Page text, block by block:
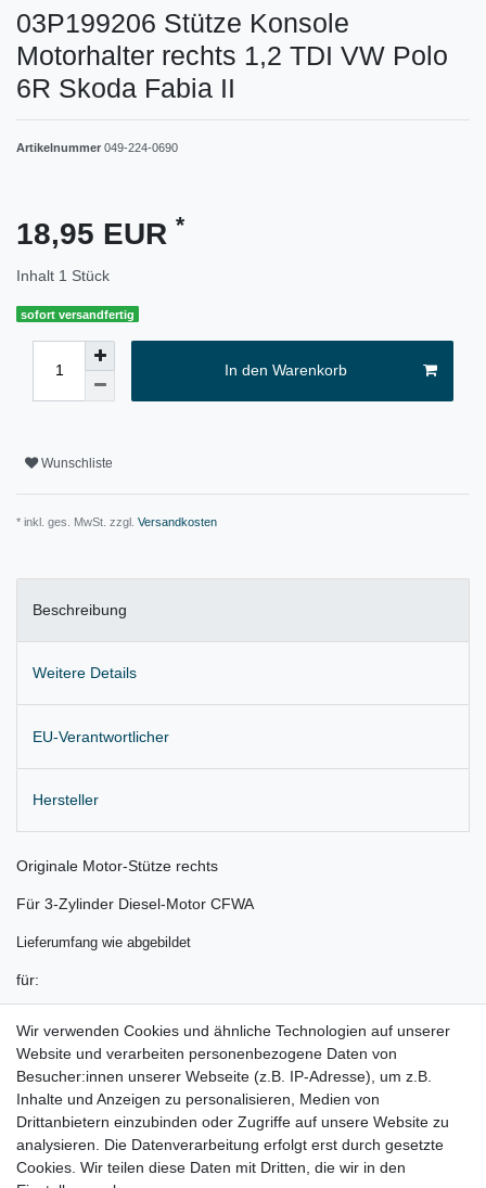
03P199206 Stütze Konsole
Motorhalter rechts 1,2 TDI VW Polo
6R Skoda Fabia II
Artikelnummer 049-224-0690
18,95 EUR *
Inhalt 1 Stück
sofort versandfertig
In den Warenkorb
Wunschliste
* inkl. ges. MwSt. zzgl. Versandkosten
Beschreibung
Weitere Details
EU-Verantwortlicher
Hersteller
Originale Motor-Stütze rechts
Für 3-Zylinder Diesel-Motor CFWA
Lieferumfang wie abgebildet
für:
Skoda Fabia II Bj. 2010 - 2014
Skoda Roomster Bj. 2010 - 2015
VW Polo 6R Bj. 2009 - 2014
Wir verwenden Cookies und ähnliche Technologien auf unserer
Website und verarbeiten personenbezogene Daten von
Besucher:innen unserer Webseite (z.B. IP-Adresse), um z.B.
Inhalte und Anzeigen zu personalisieren, Medien von
Drittanbietern einzubinden oder Zugriffe auf unsere Website zu
analysieren. Die Datenverarbeitung erfolgt erst durch gesetzte
Cookies. Wir teilen diese Daten mit Dritten, die wir in den